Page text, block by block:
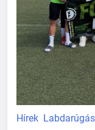
Hírek Labdarúgás